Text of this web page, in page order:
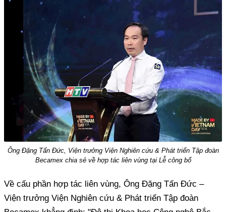
Ông Đặng Tấn Đức, Viện trưởng Viện Nghiên cứu & Phát triển Tập đoàn
Becamex chia sẻ về hợp tác liên vùng tại Lễ công bố
Về cấu phần hợp tác liên vùng, Ông Đặng Tấn Đức –
Viện trưởng Viện Nghiên cứu & Phát triển Tập đoàn